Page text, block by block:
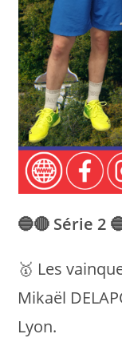
🔵🔴 Série 2
🥇 Les
Mikaël
Lyon.